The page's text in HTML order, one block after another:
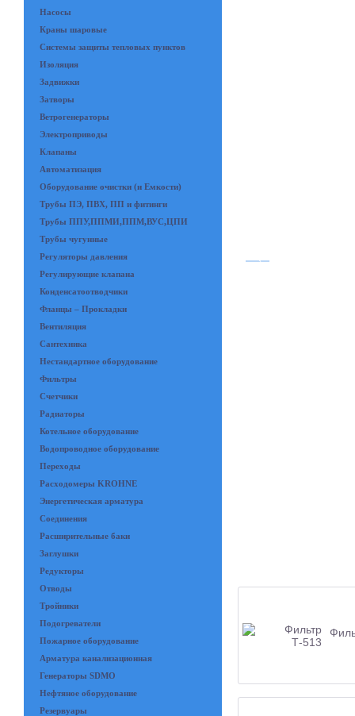
Насосы
Краны шаровые
Системы защиты тепловых пунктов
Изоляция
Задвижки
Затворы
Ветрогенераторы
Электроприводы
Клапаны
Автоматизация
Оборудование очистки (и Емкости)
Трубы ПЭ, ПВХ, ПП и фитинги
Трубы ППУ,ППМИ,ППМ,ВУС,ЦПИ
Трубы чугунные
Регуляторы давления
Регулирующие клапана
Конденсатоотводчики
Фланцы – Прокладки
Вентиляция
Сантехника
Нестандартное оборудование
Фильтры
Счетчики
Радиаторы
Котельное оборудование
Водопроводное оборудование
Переходы
Расходомеры KROHNE
Энергетическая арматура
Соединения
Расширительные баки
Заглушки
Редукторы
Отводы
Тройники
Подогреватели
Пожарное оборудование
Арматура канализационная
Генераторы SDMO
Нефтяное оборудование
Резервуары